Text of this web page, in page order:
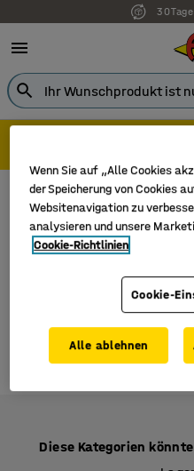
30
Beleuchtung Baustrahler
Es befinden sich
Kategorie. Versuche
Diese Kategorien
Wenn Sie auf „Alle Cookies
der Speicherung von Cookies
Websitenavigation zu
analysieren und unsere
Cookie-Richtlinien
Cookie-
Alle ablehnen